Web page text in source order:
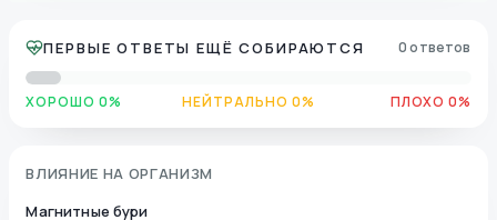
ПЕРВЫЕ ОТВЕТЫ ЕЩЁ СОБИРАЮТСЯ 0 ответов
ХОРОШО 0% НЕЙТРАЛЬНО 0% ПЛОХО 0%
ВЛИЯНИЕ НА ОРГАНИЗМ
Магнитные бури